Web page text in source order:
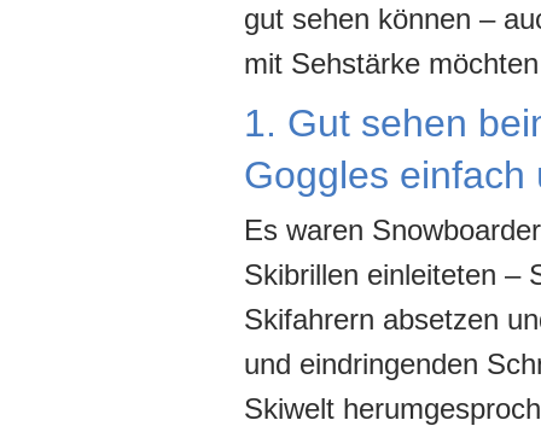
gut sehen können –
mit Sehstärke
1. Gut sehen
Goggles
Es waren
Skibrillen einleiteten –
Skifahrern absetzen
und eindringenden
Skiwelt